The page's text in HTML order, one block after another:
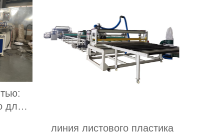
для
линия листового пластика